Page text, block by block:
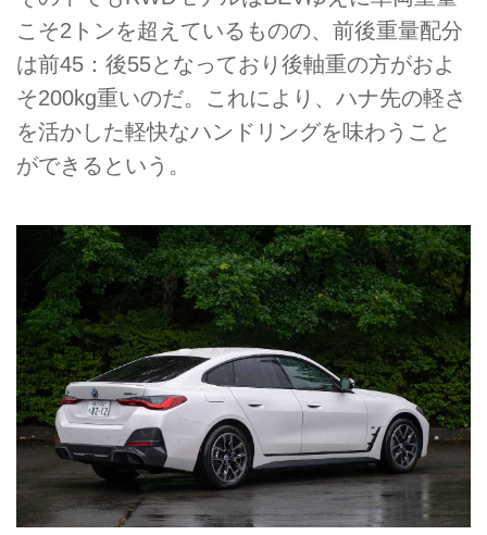
こそ2トンを超えているものの、前後重量配分
は前45：後55となっており後軸重の方がおよ
そ200kg重いのだ。これにより、ハナ先の軽さ
を活かした軽快なハンドリングを味わうこと
ができるという。